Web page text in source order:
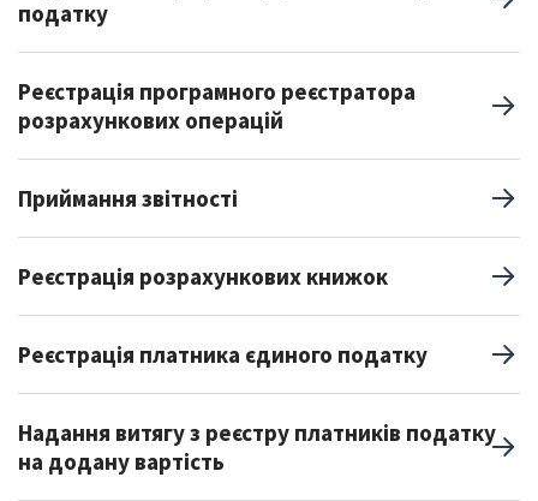
податку
Реєстрація програмного реєстратора
розрахункових операцій
Приймання звітності
Реєстрація розрахункових книжок
Реєстрація платника єдиного податку
Надання витягу з реєстру платників податку
на додану вартість